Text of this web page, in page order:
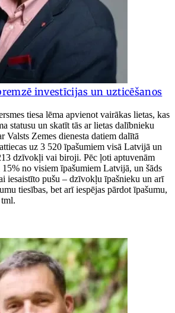
investīcijas un uzticēšanos
tiesa lēma apvienot vairākas lietas, kas
statusu un skatīt tās ar lietas dalībnieku
Valsts Zemes dienesta datiem dalītā
uz 3 520 īpašumiem visā Latvijā un
dzīvokļi vai biroji. Pēc ļoti aptuvenām
no visiem īpašumiem Latvijā, un šāds
iesaistīto pušu – dzīvokļu īpašnieku un arī
tiesības, bet arī iespējas pārdot īpašumu,